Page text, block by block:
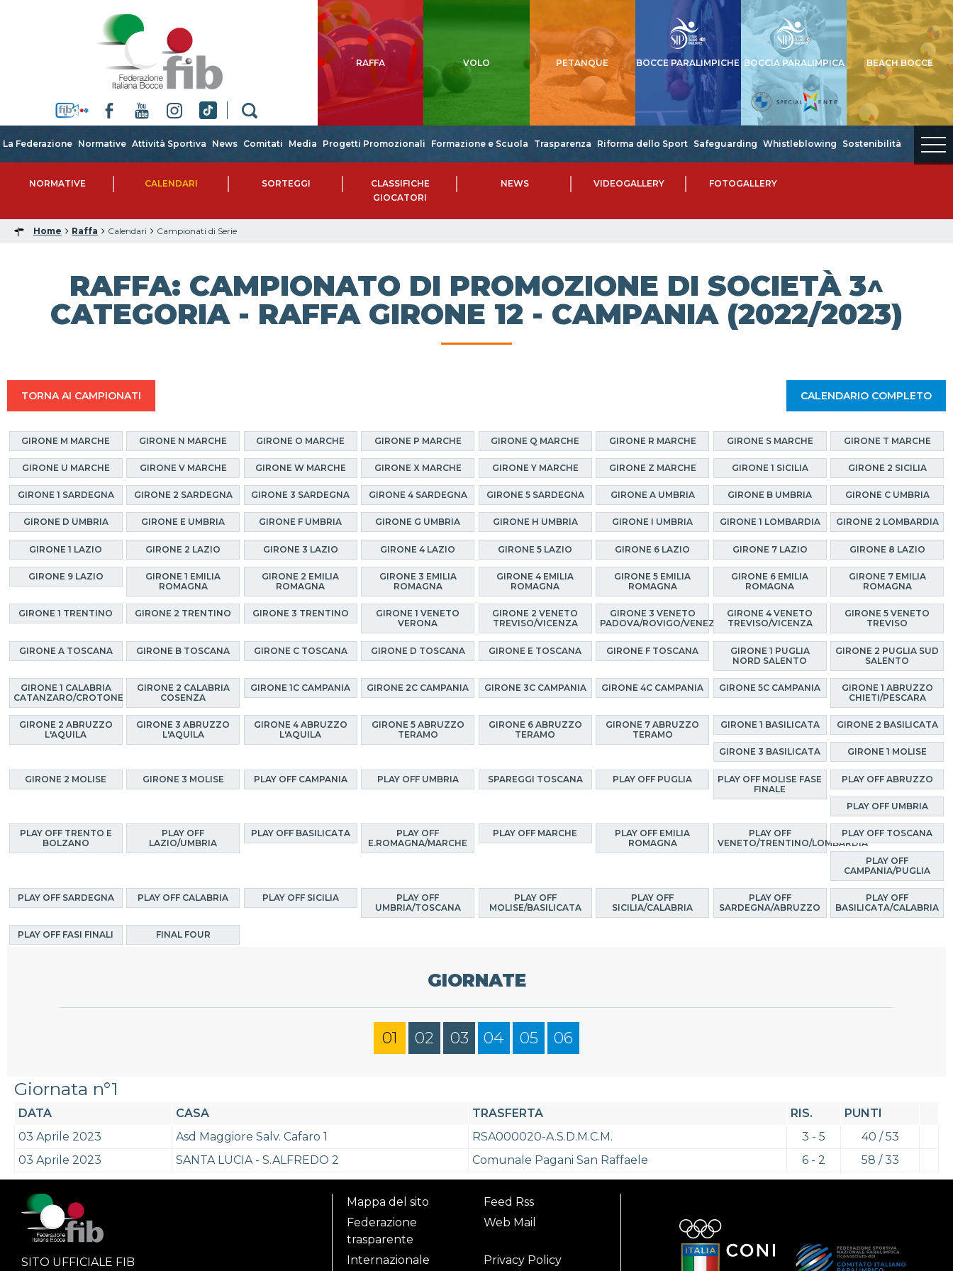
RAFFA VOLO PETANQUE BOCCE PARALIMPICHE BOCCIA PARALIMPICA BEACH BOCCE
La Federazione Normative Attività Sportiva News Comitati Media Progetti Promozionali Formazione e Scuola Trasparenza Riforma dello Sport Safeguarding Whistleblowing Sostenibilità
NORMATIVE CALENDARI SORTEGGI
CLASSIFICHE
GIOCATORI
NEWS VIDEOGALLERY FOTOGALLERY
Home Raffa Calendari Campionati di Serie
RAFFA: CAMPIONATO DI PROMOZIONE DI SOCIETÀ 3^
CATEGORIA - RAFFA GIRONE 12 - CAMPANIA (2022/2023)
TORNA AI CAMPIONATI CALENDARIO COMPLETO
GIRONE M MARCHE GIRONE N MARCHE GIRONE O MARCHE GIRONE P MARCHE GIRONE Q MARCHE GIRONE R MARCHE GIRONE S MARCHE GIRONE T MARCHE
GIRONE U MARCHE GIRONE V MARCHE GIRONE W MARCHE GIRONE X MARCHE GIRONE Y MARCHE GIRONE Z MARCHE GIRONE 1 SICILIA GIRONE 2 SICILIA
GIRONE 1 SARDEGNA GIRONE 2 SARDEGNA GIRONE 3 SARDEGNA GIRONE 4 SARDEGNA GIRONE 5 SARDEGNA GIRONE A UMBRIA GIRONE B UMBRIA GIRONE C UMBRIA
GIRONE D UMBRIA GIRONE E UMBRIA GIRONE F UMBRIA GIRONE G UMBRIA GIRONE H UMBRIA GIRONE I UMBRIA GIRONE 1 LOMBARDIA GIRONE 2 LOMBARDIA
GIRONE 1 LAZIO GIRONE 2 LAZIO GIRONE 3 LAZIO GIRONE 4 LAZIO GIRONE 5 LAZIO GIRONE 6 LAZIO GIRONE 7 LAZIO GIRONE 8 LAZIO
GIRONE 9 LAZIO
GIRONE 1 EMILIA
ROMAGNA
GIRONE 2 EMILIA
ROMAGNA
GIRONE 3 EMILIA
ROMAGNA
GIRONE 4 EMILIA
ROMAGNA
GIRONE 5 EMILIA
ROMAGNA
GIRONE 6 EMILIA
ROMAGNA
GIRONE 7 EMILIA
ROMAGNA
GIRONE 1 TRENTINO GIRONE 2 TRENTINO GIRONE 3 TRENTINO
GIRONE 1 VENETO
VERONA
GIRONE 2 VENETO
TREVISO/VICENZA
GIRONE 3 VENETO
PADOVA/ROVIGO/VENEZIA
GIRONE 4 VENETO
TREVISO/VICENZA
GIRONE 5 VENETO
TREVISO
GIRONE A TOSCANA GIRONE B TOSCANA GIRONE C TOSCANA GIRONE D TOSCANA GIRONE E TOSCANA GIRONE F TOSCANA
GIRONE 1 PUGLIA
NORD SALENTO
GIRONE 2 PUGLIA SUD
SALENTO
GIRONE 1 CALABRIA
CATANZARO/CROTONE
GIRONE 2 CALABRIA
COSENZA
GIRONE 1C CAMPANIA GIRONE 2C CAMPANIA GIRONE 3C CAMPANIA GIRONE 4C CAMPANIA GIRONE 5C CAMPANIA
GIRONE 1 ABRUZZO
CHIETI/PESCARA
GIRONE 2 ABRUZZO
L'AQUILA
GIRONE 3 ABRUZZO
L'AQUILA
GIRONE 4 ABRUZZO
L'AQUILA
GIRONE 5 ABRUZZO
TERAMO
GIRONE 6 ABRUZZO
TERAMO
GIRONE 7 ABRUZZO
TERAMO
GIRONE 1 BASILICATA GIRONE 2 BASILICATA
GIRONE 3 BASILICATA GIRONE 1 MOLISE
GIRONE 2 MOLISE GIRONE 3 MOLISE PLAY OFF CAMPANIA PLAY OFF UMBRIA SPAREGGI TOSCANA PLAY OFF PUGLIA
PLAY OFF MOLISE FASE
FINALE
PLAY OFF ABRUZZO
PLAY OFF UMBRIA
PLAY OFF TRENTO E
BOLZANO
PLAY OFF
LAZIO/UMBRIA
PLAY OFF BASILICATA
PLAY OFF
E.ROMAGNA/MARCHE
PLAY OFF MARCHE
PLAY OFF EMILIA
ROMAGNA
PLAY OFF
VENETO/TRENTINO/LOMBARDIA
PLAY OFF TOSCANA
PLAY OFF
CAMPANIA/PUGLIA
PLAY OFF SARDEGNA PLAY OFF CALABRIA PLAY OFF SICILIA
PLAY OFF
UMBRIA/TOSCANA
PLAY OFF
MOLISE/BASILICATA
PLAY OFF
SICILIA/CALABRIA
PLAY OFF
SARDEGNA/ABRUZZO
PLAY OFF
BASILICATA/CALABRIA
PLAY OFF FASI FINALI FINAL FOUR
GIORNATE
01 02 03 04 05 06
Giornata n°1
DATA CASA TRASFERTA RIS.
PUNTI
03 Aprile 2023
Asd Maggiore Salv. Cafaro 1 RSA000020-A.S.D.M.C.M. 3 - 5
40 / 53
03 Aprile 2023
SANTA LUCIA - S.ALFREDO 2 Comunale Pagani San Raffaele 6 - 2 58 / 33
SITO UFFICIALE FIB
Mappa del sito
Feed Rss
Federazione
trasparente
Web Mail
Internazionale Privacy Policy